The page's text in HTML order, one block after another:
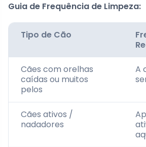
Guia de Frequência de Limpeza:
Tipo de Cão
Cães com orelhas
caídas ou muitos
pelos
A
Cães ativos /
nadadores